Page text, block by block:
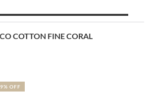
COTTON FINE CORAL
OFF